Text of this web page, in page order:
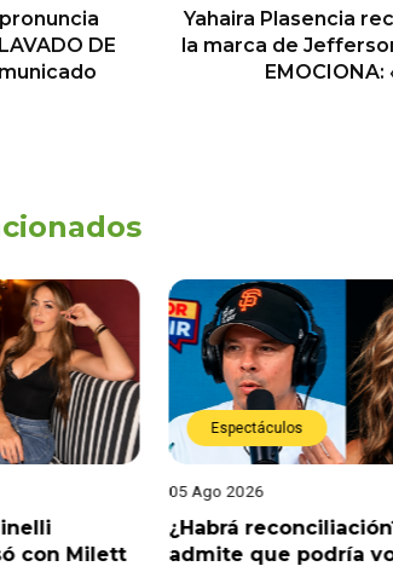
DE
Yahaira Plasencia
la marca de
EMOCIONA:
con Milett
Espectáculos
05 Ago 2026
¿Habrá
admite que podría